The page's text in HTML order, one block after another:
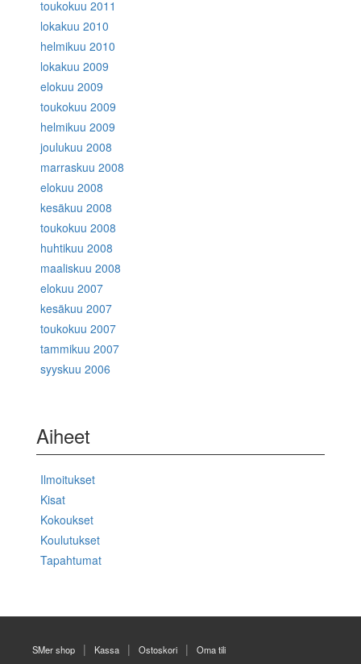
toukokuu 2011
lokakuu 2010
helmikuu 2010
lokakuu 2009
elokuu 2009
toukokuu 2009
helmikuu 2009
joulukuu 2008
marraskuu 2008
elokuu 2008
kesäkuu 2008
toukokuu 2008
huhtikuu 2008
maaliskuu 2008
elokuu 2007
kesäkuu 2007
toukokuu 2007
tammikuu 2007
syyskuu 2006
Aiheet
Ilmoitukset
Kisat
Kokoukset
Koulutukset
Tapahtumat
SMer shop Kassa Ostoskori Oma tili